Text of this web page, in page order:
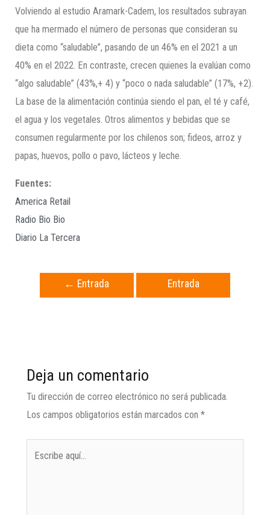
Volviendo al estudio Aramark-Cadem, los resultados subrayan
que ha mermado el número de personas que consideran su
dieta como “saludable”, pasando de un 46% en el 2021 a un
40% en el 2022. En contraste, crecen quienes la evalúan como
“algo saludable” (43%,+ 4) y “poco o nada saludable” (17%, +2).
La base de la alimentación continúa siendo el pan, el té y café,
el agua y los vegetales. Otros alimentos y bebidas que se
consumen regularmente por los chilenos son; fideos, arroz y
papas, huevos, pollo o pavo, lácteos y leche.
Fuentes:
America Retail
Radio Bio Bio
Diario La Tercera
← Entrada
Entrada
Deja un comentario
Tu dirección de correo electrónico no será publicada.
Los campos obligatorios están marcados con *